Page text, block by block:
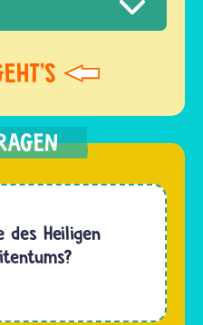
des Heiligen